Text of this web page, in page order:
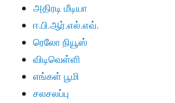
அதிரடி மீடியா
ஈ.பி.ஆர்.எல்.எவ்.
ரெலோ நியூஸ்
விடிவெள்ளி
எங்கள் பூமி
சலசலப்பு